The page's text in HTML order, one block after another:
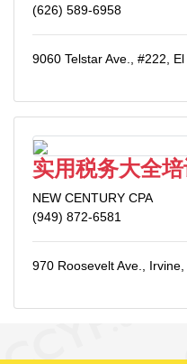
(626) 589-6958
9060 Telstar Ave., #222,
实用税务大全
NEW CENTURY CPA
(949) 872-6581
970 Roosevelt Ave.,